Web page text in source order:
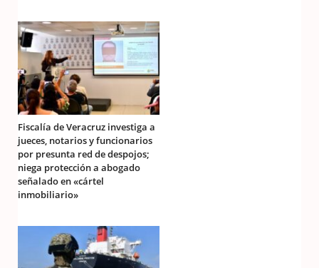
Fiscalía de Veracruz investiga a
jueces, notarios y funcionarios
por presunta red de despojos;
niega protección a abogado
señalado en «cártel
inmobiliario»